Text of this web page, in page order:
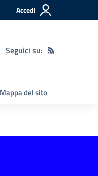
Accedi
Seguici su:
Mappa del sito